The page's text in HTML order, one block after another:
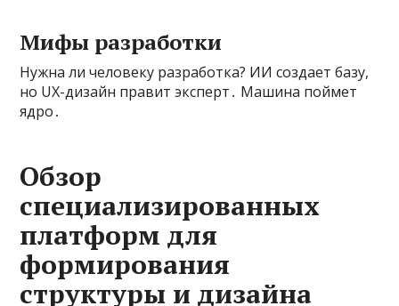
Мифы разработки
Нужна ли человеку разработка? ИИ создает базу,
но UX-дизайн правит эксперт․ Машина поймет
ядро․
Обзор
специализированных
платформ для
формирования
структуры и дизайна